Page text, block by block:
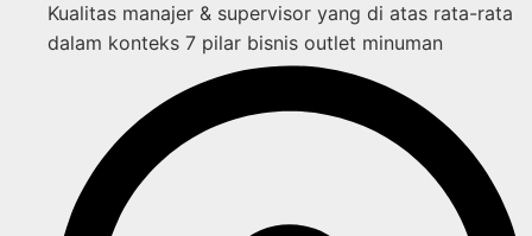
Kualitas manajer & supervisor yang di atas rata-rata
dalam konteks 7 pilar bisnis outlet minuman